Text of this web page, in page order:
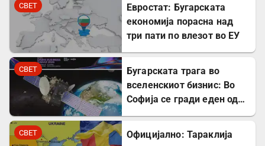
СВЕТ
Евростат: Бугарската
економија порасна над
три пати по влезот во ЕУ
СВЕТ
Бугарската трага во
вселенскиот бизнис: Во
Софија се гради еден од
СВЕТ
Официјално: Тараклија